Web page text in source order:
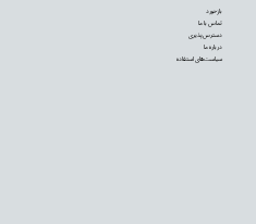
بازخورد
تماس با ما
دسترس‌پذیری
درباره ما
سیاست‌های استفاده